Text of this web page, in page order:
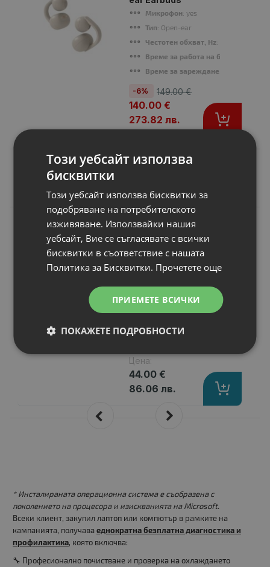
Микрофон: yes
Тип: Open-ear
Честотен обхват, Hz: 20 Hz - 20 kHz
Време за работа на батерия
Време за зареждане
-6% 149.00 €
140.00 €
273.82 лв.
Подобни продукти
N
Батерия за лаптоп
Asus Pro Series
Pro5NSJ
Капацитет: 6600 mAh
Волтаж: 10.80 V
Тип на батерията: Li-Ion
Вид на батерията
Цена:
44.00 €
86.06 лв.
* Инсталираната операционна система е съобразена с
поколението на процесора и изискванията на Microsoft.
Всеки клиент, закупил лаптоп или компютър в рамките на
кампанията, получава еднократна безплатна диагностика и
профилактика, която включва:
🔧 Професионално почистване и проверка на охлаждането
Този уебсайт използва
бисквитки
Този уебсайт използва бисквитки за
подобряване на потребителското
изживяване. Използвайки нашия
уебсайт, Вие се съгласявате с всички
бисквитки в съответствие с нашата
Политика за Бисквитки. Прочетете още
ПРИЕМЕТЕ ВСИЧКИ
ПОКАЖЕТЕ ПОДРОБНОСТИ